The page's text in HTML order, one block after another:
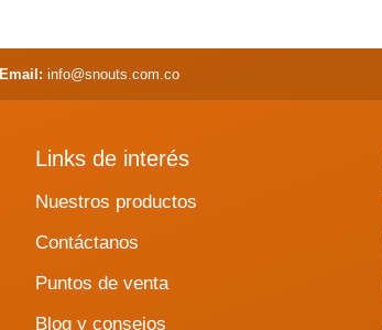
Email: info@snouts.com.co
Links de interés
Nuestros productos
Contáctanos
Puntos de venta
Blog y consejos